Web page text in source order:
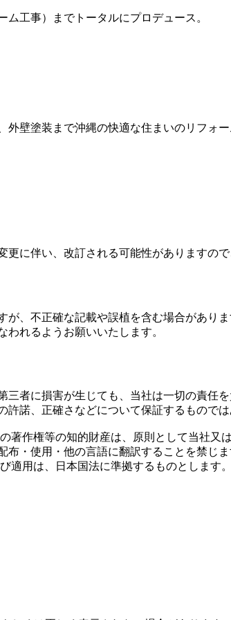
工事）までトータルにプロデュース。
に伴い、改訂される可能性がありますの
、不正確な記載や誤植を含む場合がありま
れるようお願いいたします。
者に損害が生じても、当社は一切の責任を
諾、正確さなどについて保証するものでは
作権等の知的財産は、原則として当社又
・使用・他の言語に翻訳することを禁じま
用は、日本国法に準拠するものとします